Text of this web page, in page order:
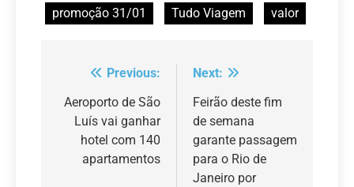
promoção 31/01
Tudo Viagem valor
Navegação
de
Post
Previous:
Aeroporto de São
Luís vai ganhar
hotel com 140
apartamentos
Next:
Feirão deste fim
de semana
garante passagem
para o Rio de
Janeiro por